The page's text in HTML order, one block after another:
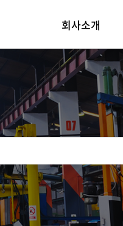
회사소개
인사말
기업정보
비전
사업장안내